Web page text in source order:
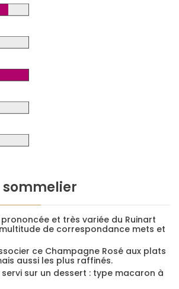
sommelier
et très variée du Ruinart
de correspondance mets et
ce Champagne Rosé aux plats
aussi les plus raffinés.
sur un dessert : type macaron à